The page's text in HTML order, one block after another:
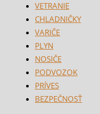
VETRANIE
CHLADNIČKY
VARIČE
PLYN
NOSIČE
PODVOZOK
PRÍVES
BEZPEČNOSŤ